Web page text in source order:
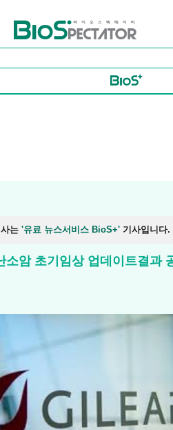
바이오스펙테이터
는 '유료 뉴스서비스 BioS+' 기사입니다.
암 초기임상 업데이트결